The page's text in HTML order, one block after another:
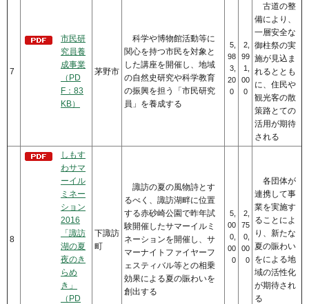
7
市民研
究員養
成事業
（PD
F：83
KB）
茅野市
科学や博物館活動等に
関心を持つ市民を対象と
した講座を開催し、地域
の自然史研究や科学教育
の振興を担う「市民研究
員」を養成する
5,
98
3,
20
0
2,
99
1,
00
0
古道の整
備により、
一層安全な
御柱祭の実
施が見込ま
れるととも
に、住民や
観光客の散
策路とての
活用が期待
される
8
しもす
わサマ
ーイル
ミネー
ション
2016
「諏訪
湖の夏
夜のき
らめ
き」
（PD
下諏訪
町
諏訪の夏の風物詩とす
るべく、諏訪湖畔に位置
する赤砂崎公園で昨年試
験開催したサマーイルミ
ネーションを開催し、サ
マーナイトファイヤーフ
ェスティバル等との相乗
効果による夏の賑わいを
創出する
5,
00
0,
00
0
2,
75
0,
00
0
各団体が
連携して事
業を実施す
ることによ
り、新たな
夏の賑わい
をによる地
域の活性化
が期待され
る